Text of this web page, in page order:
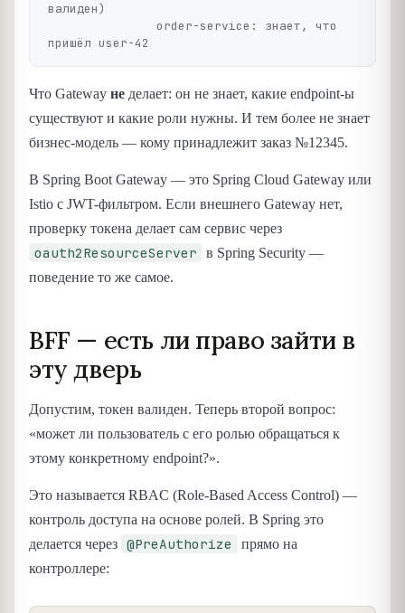
валиден)
Что Gateway не делает: он не знает, какие endpoint-ы
существуют и какие роли нужны. И тем более не знает
бизнес-модель — кому принадлежит заказ №12345.
В Spring Boot Gateway — это Spring Cloud Gateway или
Istio с JWT-фильтром. Если внешнего Gateway нет,
проверку токена делает сам сервис через
oauth2ResourceServer
в Spring Security —
поведение то же самое.
BFF — есть ли право зайти в
эту дверь
Допустим, токен валиден. Теперь второй вопрос:
«может ли пользователь с его ролью обращаться к
этому конкретному endpoint?».
Это называется RBAC (Role-Based Access Control) —
контроль доступа на основе ролей. В Spring это
делается через @PreAuthorize
прямо на
контроллере: